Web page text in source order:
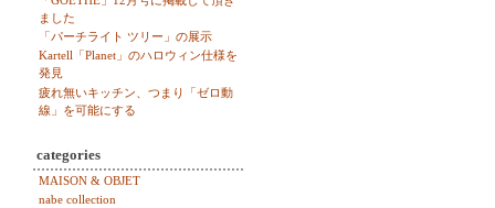
ました
「パーチライト ツリー」の展示
Kartell「Planet」のハロウィン仕様を
発見
疲れ無いキッチン、つまり「ゼロ動
線」を可能にする
categories
MAISON & OBJET
nabe collection